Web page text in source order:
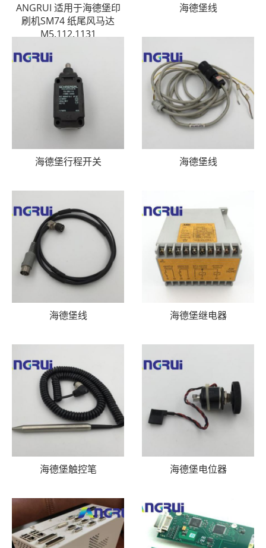
ANGRUI 适用于海德堡印
刷机SM74 纸尾风马达
M5.112.1131
海德堡线
海德堡行程开关 海德堡线
海德堡线 海德堡继电器
海德堡触控笔 海德堡电位器